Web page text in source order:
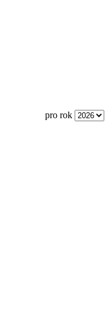
pro rok